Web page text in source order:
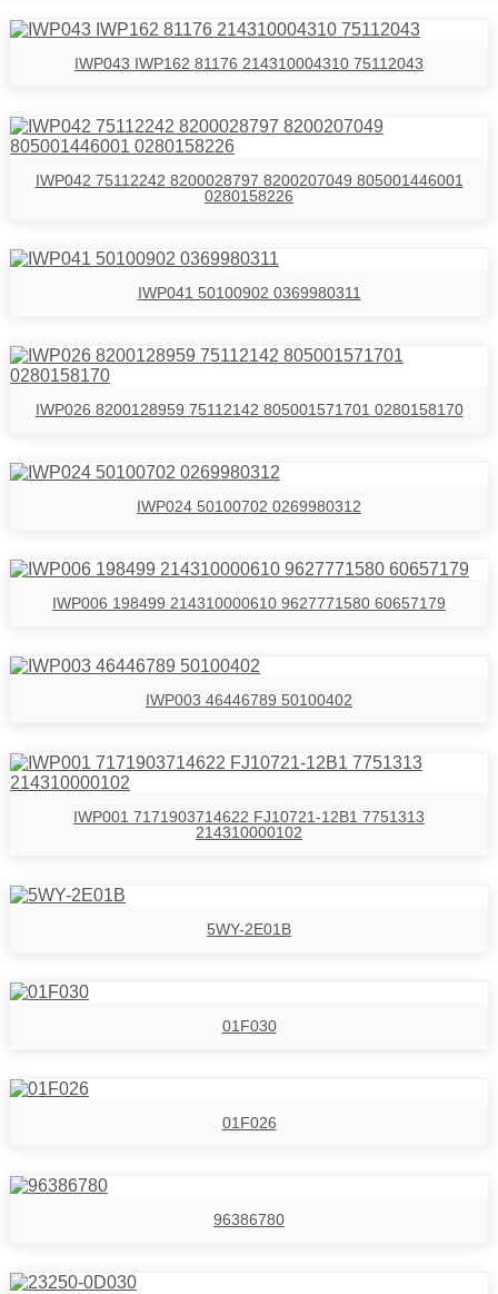
IWP043 IWP162 81176 214310004310 75112043
IWP042 75112242 8200028797 8200207049 805001446001
0280158226
IWP041 50100902 0369980311
IWP026 8200128959 75112142 805001571701 0280158170
IWP024 50100702 0269980312
IWP006 198499 214310000610 9627771580 60657179
IWP003 46446789 50100402
IWP001 7171903714622 FJ10721-12B1 7751313
214310000102
5WY-2E01B
01F030
01F026
96386780